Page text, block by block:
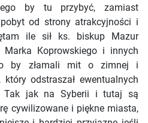
by tu przybyć, zamiast
od strony atrakcyjności i
ile sił ks. biskup Mazur
Marka Koprowskiego i innych
by złamali mit o zimnej i
odstraszał ewentualnych
Tak jak na Syberii i tutaj są
cywilizowane i piękne miasta,